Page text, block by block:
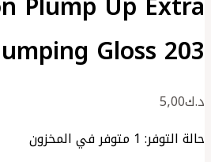
Gloss 203
د.ك5٫00
حالة التوفر: 1 متوفر في المخزون